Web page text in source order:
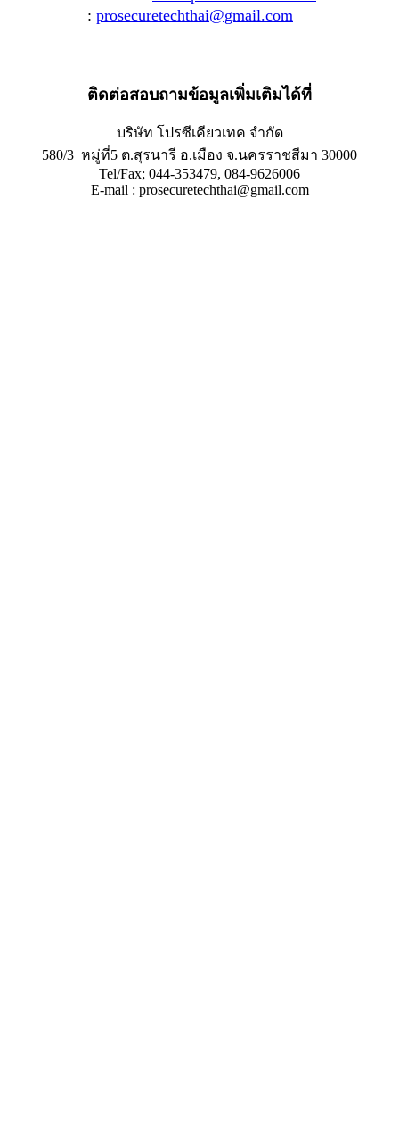
: prosecuretechthai@gmail.com
ติดต่อสอบถามข้อมูลเพิ่มเติมได้ที่
บริษัท โปรซีเคียวเทค จำกัด
580/3 หมู่ที่5 ต.สุรนารี อ.เมือง จ.นครราชสีมา 30000
Tel/Fax; 044-353479, 084-9626006
E-mail : prosecuretechthai@gmail.com